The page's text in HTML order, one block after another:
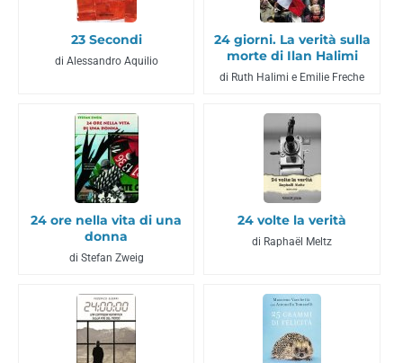
23 Secondi
di Alessandro Aquilio
24 giorni. La verità sulla
morte di Ilan Halimi
di Ruth Halimi e Emilie Freche
24 ore nella vita di una
donna
di Stefan Zweig
24 volte la verità
di Raphaël Meltz